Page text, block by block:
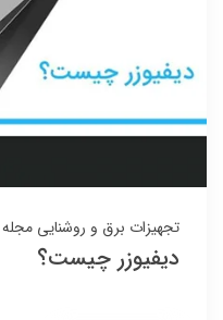
تجهیزات برق و روشنایی
دیفیوزر چیست؟